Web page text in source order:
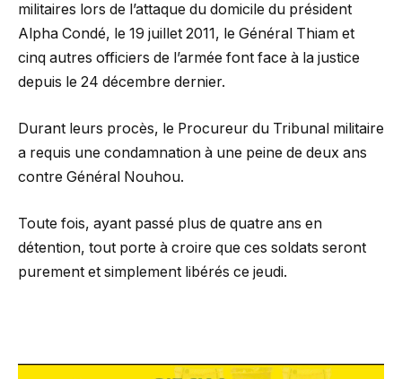
militaires lors de l’attaque du domicile du président
Alpha Condé, le 19 juillet 2011, le Général Thiam et
cinq autres officiers de l’armée font face à la justice
depuis le 24 décembre dernier.
Durant leurs procès, le Procureur du Tribunal militaire
a requis une condamnation à une peine de deux ans
contre Général Nouhou.
Toute fois, ayant passé plus de quatre ans en
détention, tout porte à croire que ces soldats seront
purement et simplement libérés ce jeudi.